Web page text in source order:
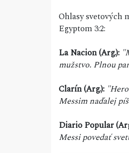
Ohlasy svetových
Egyptom 3:2:
La Nacion (Arg.):
mužstvo. Plnou
Clarín (Arg.):
Messim naďalej
Diario Popular
Messi povedať